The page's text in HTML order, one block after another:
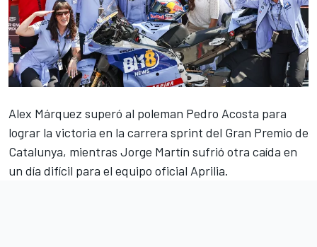
Alex Márquez superó al poleman Pedro Acosta para
lograr la victoria en la carrera sprint del Gran Premio de
Catalunya, mientras Jorge Martín sufrió otra caída en
un día difícil para el equipo oficial Aprilia.